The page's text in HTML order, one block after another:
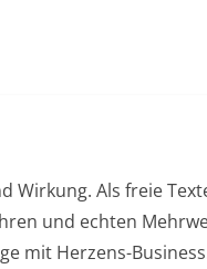
Wirkung. Als freie
und echten
mit Herzens-